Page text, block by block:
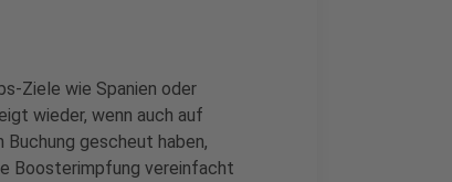
Ziele wie Spanien oder
wieder, wenn auch auf
Buchung gescheut haben,
Boosterimpfung vereinfacht